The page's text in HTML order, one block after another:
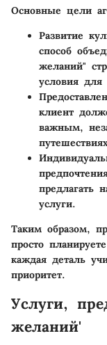
Основные цели
Развитие
способ
желаний"
условия для
клиент
важным,
предлагать
услуги.
Таким образом,
просто
каждая деталь
приоритет.
Услуги,
желаний'